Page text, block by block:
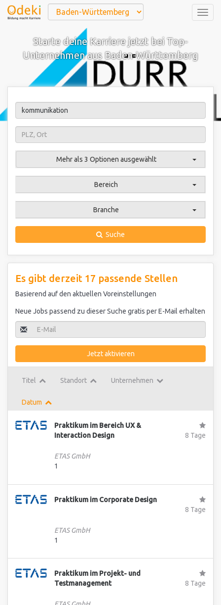
Starte deine Karriere jetzt bei Top-
Unternehmen aus Baden-Württemberg
Mehr als 3 Optionen ausgewählt
Bereich
Branche
Suche
Es gibt derzeit 17 passende Stellen
Basierend auf den aktuellen Voreinstellungen
Neue Jobs passend zu dieser Suche gratis per E-Mail erhalten
Jetzt aktivieren
Titel Standort Unternehmen
Datum
Praktikum im Bereich UX &
Interaction Design
ETAS GmbH
1
8 Tage
Praktikum im Corporate Design
ETAS GmbH
1
8 Tage
Praktikum im Projekt- und
Testmanagement
8 Tage